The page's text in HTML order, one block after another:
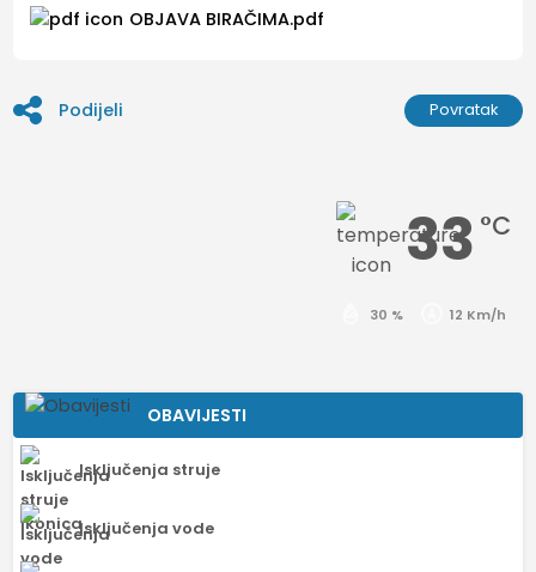
OBJAVA BIRAČIMA.pdf
Podijeli Povratak
33 °C
30 % 12 Km/h
OBAVIJESTI
Isključenja struje
Isključenja vode